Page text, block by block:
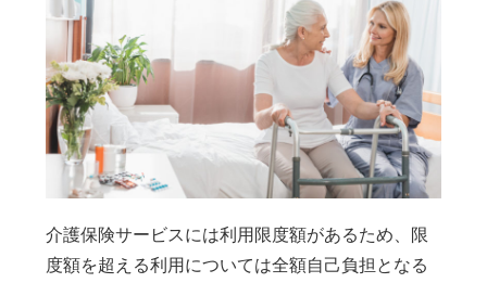
介護保険サービスには利用限度額があるため、限
度額を超える利用については全額自己負担となる